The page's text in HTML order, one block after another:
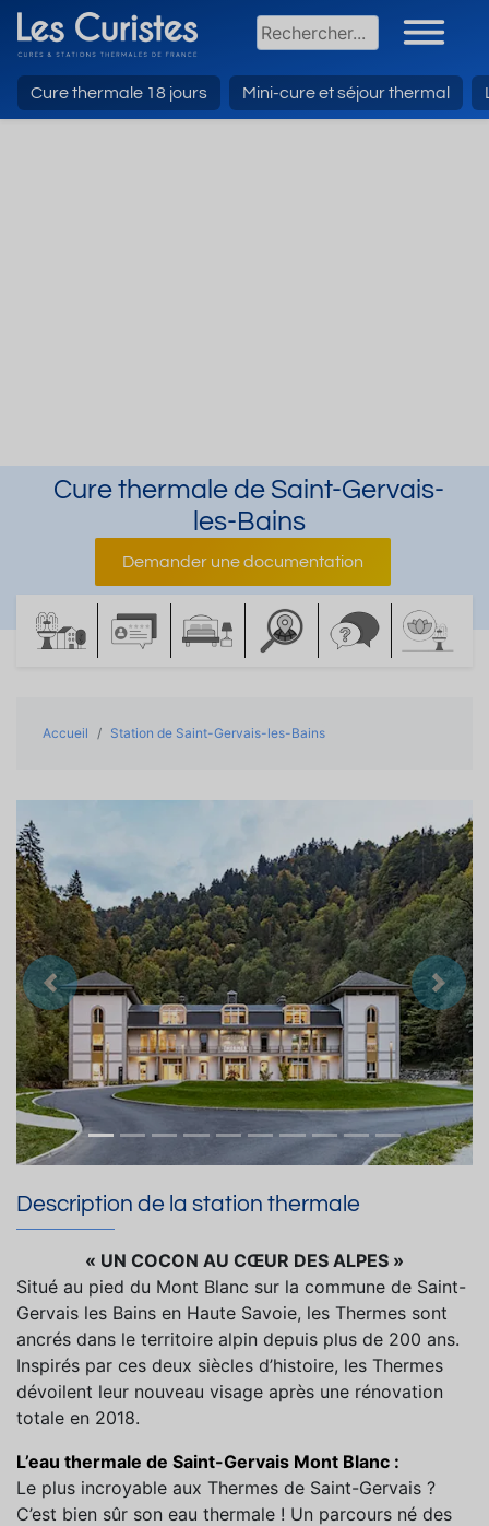
Cure thermale 18 jours Mini-cure et séjour thermal
Cure thermale de Saint-Gervais-
les-Bains
Demander une documentation
Accueil Station de Saint-Gervais-les-Bains
Précedent
Description de la station thermale
« UN COCON AU CŒUR DES ALPES »
Situé au pied du Mont Blanc sur la commune de Saint-
Gervais les Bains en Haute Savoie, les Thermes sont
ancrés dans le territoire alpin depuis plus de 200 ans.
Inspirés par ces deux siècles d’histoire, les Thermes
dévoilent leur nouveau visage après une rénovation
totale en 2018.
L’eau thermale de Saint-Gervais Mont Blanc :
Le plus incroyable aux Thermes de Saint-Gervais ?
C’est bien sûr son eau thermale ! Un parcours né des